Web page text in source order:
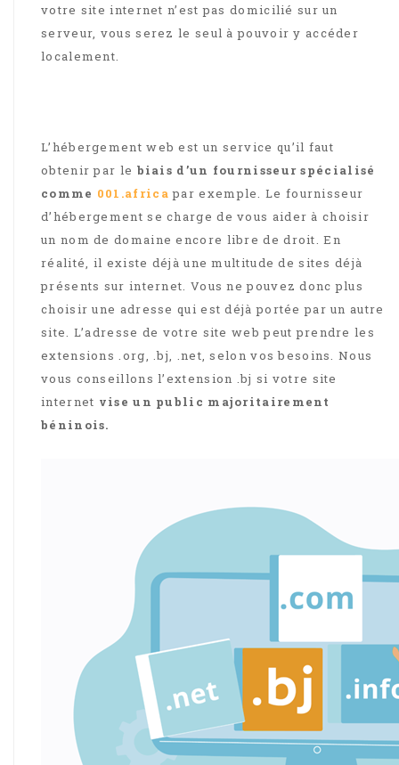
votre site internet n’est pas domicilié sur un
serveur, vous serez le seul à pouvoir y accéder
localement.
L’hébergement web est un service qu’il faut
obtenir par le biais d’un fournisseur spécialisé
comme 001.africa par exemple. Le fournisseur
d’hébergement se charge de vous aider à choisir
un nom de domaine encore libre de droit. En
réalité, il existe déjà une multitude de sites déjà
présents sur internet. Vous ne pouvez donc plus
choisir une adresse qui est déjà portée par un autre
site. L’adresse de votre site web peut prendre les
extensions .org, .bj, .net, selon vos besoins. Nous
vous conseillons l’extension .bj si votre site
internet vise un public majoritairement
béninois.